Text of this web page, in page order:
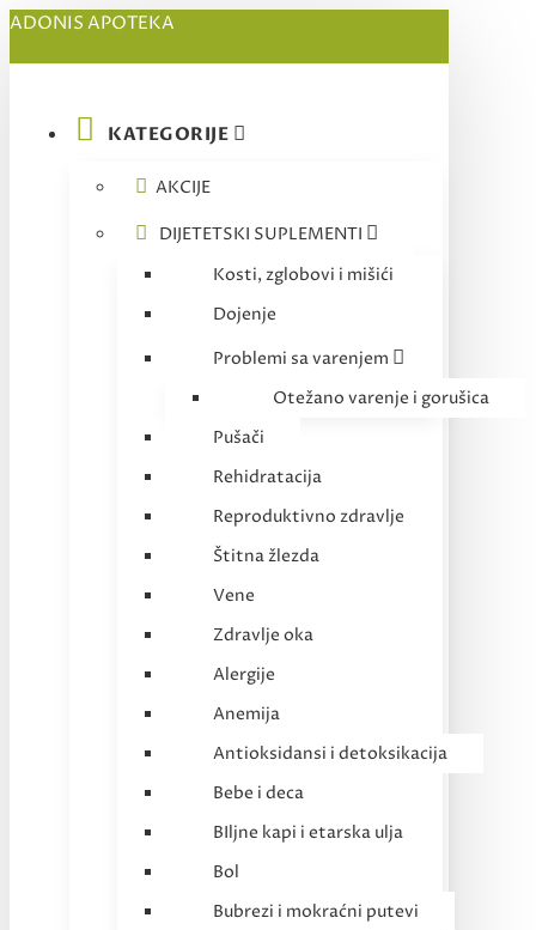
ADONIS APOTEKA
KATEGORIJE
AKCIJE
DIJETETSKI SUPLEMENTI
Kosti, zglobovi i mišići
Dojenje
Problemi sa varenjem
Otežano varenje i gorušica
Pušači
Rehidratacija
Reproduktivno zdravlje
Štitna žlezda
Vene
Zdravlje oka
Alergije
Anemija
Antioksidansi i detoksikacija
Bebe i deca
BIljne kapi i etarska ulja
Bol
Bubrezi i mokraćni putevi